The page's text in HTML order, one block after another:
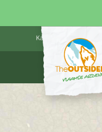
Kalender BlogPraktisch